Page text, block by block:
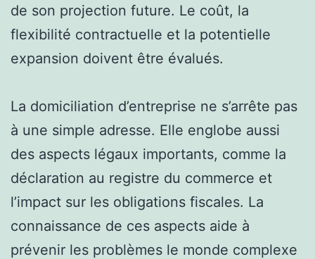
de son projection future. Le coût, la
flexibilité contractuelle et la potentielle
expansion doivent être évalués.
La domiciliation d’entreprise ne s’arrête pas
à une simple adresse. Elle englobe aussi
des aspects légaux importants, comme la
déclaration au registre du commerce et
l’impact sur les obligations fiscales. La
connaissance de ces aspects aide à
prévenir les problèmes le monde complexe